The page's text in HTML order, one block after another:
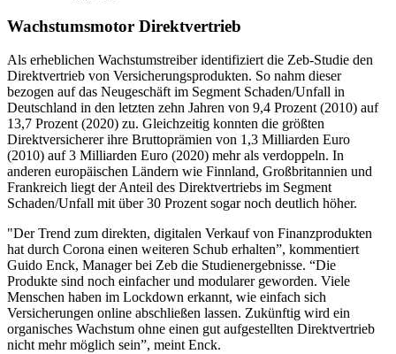
Wachstumsmotor Direktvertrieb
Als erheblichen Wachstumstreiber identifiziert die Zeb-Studie den
Direktvertrieb von Versicherungsprodukten. So nahm dieser
bezogen auf das Neugeschäft im Segment Schaden/Unfall in
Deutschland in den letzten zehn Jahren von 9,4 Prozent (2010) auf
13,7 Prozent (2020) zu. Gleichzeitig konnten die größten
Direktversicherer ihre Bruttoprämien von 1,3 Milliarden Euro
(2010) auf 3 Milliarden Euro (2020) mehr als verdoppeln. In
anderen europäischen Ländern wie Finnland, Großbritannien und
Frankreich liegt der Anteil des Direktvertriebs im Segment
Schaden/Unfall mit über 30 Prozent sogar noch deutlich höher.
"Der Trend zum direkten, digitalen Verkauf von Finanzprodukten
hat durch Corona einen weiteren Schub erhalten”, kommentiert
Guido Enck, Manager bei Zeb die Studienergebnisse. “Die
Produkte sind noch einfacher und modularer geworden. Viele
Menschen haben im Lockdown erkannt, wie einfach sich
Versicherungen online abschließen lassen. Zukünftig wird ein
organisches Wachstum ohne einen gut aufgestellten Direktvertrieb
nicht mehr möglich sein”, meint Enck.